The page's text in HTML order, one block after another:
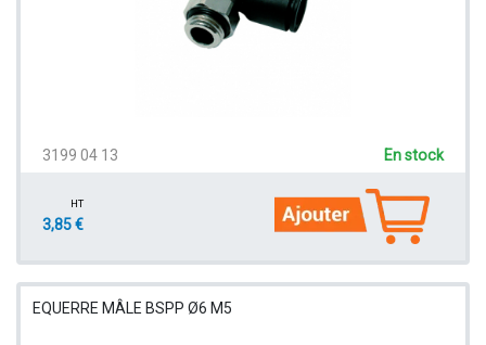
3199 04 13 En stock
HT
3,85 €
EQUERRE MÂLE BSPP Ø6 M5